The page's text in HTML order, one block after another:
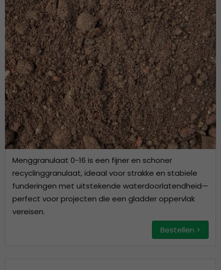
Menggranulaat 0-16 is een fijner en schoner
recyclinggranulaat, ideaal voor strakke en stabiele
funderingen met uitstekende waterdoorlatendheid—
perfect voor projecten die een gladder oppervlak
vereisen.
Bestellen >